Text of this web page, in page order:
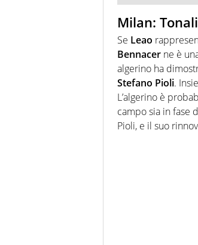
Milan:
Se Leao
Bennacer ne è
algerino ha
Stefano Pioli.
L’algerino è
campo sia in fase
Pioli, e il suo